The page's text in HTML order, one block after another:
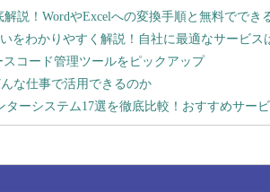
説！WordやExcelへの変換手順と無料ででき
をわかりやすく解説！自社に最適なサービス
コード管理ツールをピックアップ
な仕事で活用できるのか
ターシステム17選を徹底比較！おすすめサー